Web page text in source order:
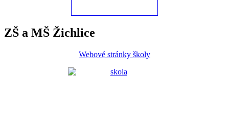
ZŠ a MŠ Žichlice
Webové stránky školy